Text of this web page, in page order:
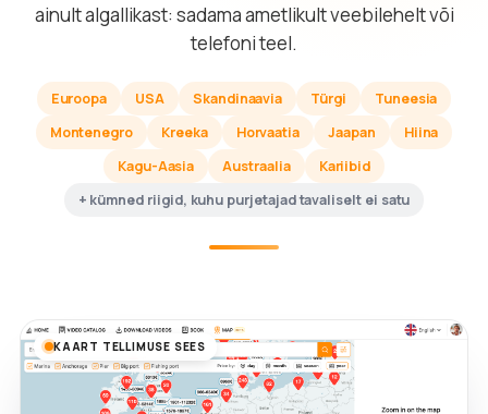
ainult algallikast: sadama ametlikult veebilehelt või
telefoni teel.
Euroopa USA Skandinaavia Türgi
Tuneesia
Montenegro
Kreeka Horvaatia Jaapan
Hiina
Kagu-Aasia
Austraalia
Kariibid
+ kümned riigid, kuhu purjetajad tavaliselt ei satu
KAART TELLIMUSE SEES